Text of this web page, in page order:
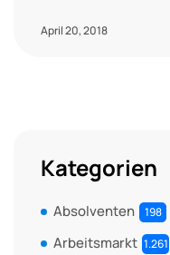
April 20, 2018
Kategorien
Absolventen 198
Arbeitsmarkt 1.261